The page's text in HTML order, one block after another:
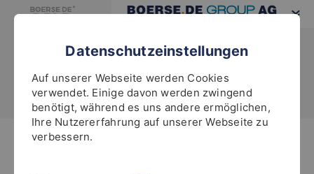
Datenschutzeinstellungen
Auf unserer Webseite werden Cookies
verwendet. Einige davon werden zwingend
benötigt, während es uns andere ermöglichen,
Ihre Nutzererfahrung auf unserer Webseite zu
verbessern.